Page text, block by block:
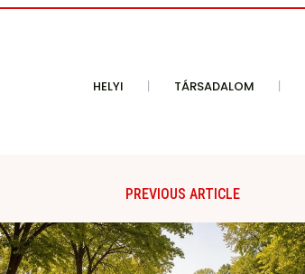
HELYI TÁRSADALOM
PREVIOUS ARTICLE